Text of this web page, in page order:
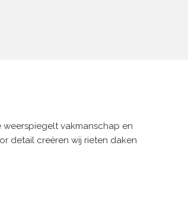
vakmanschap en
detail creëren wij rieten daken